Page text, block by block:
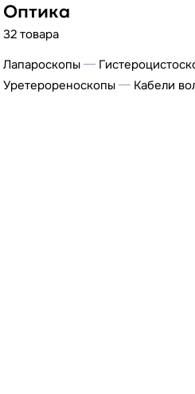
Оптика
32 товара
Лапароскопы
Уретерореноскопы
Кабели